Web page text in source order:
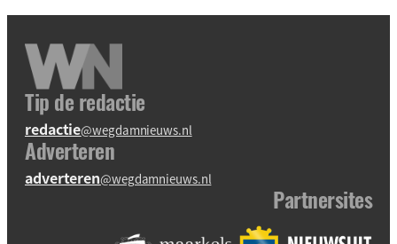
Tip de redactie
redactie@wegdamnieuws.nl
Adverteren
adverteren@wegdamnieuws.nl
Partnersites